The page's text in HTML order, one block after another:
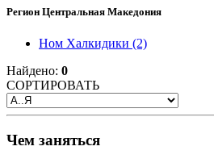
Регион Центральная Македония
Ном Халкидики (2)
Найдено: 0
СОРТИРОВАТЬ
Чем заняться